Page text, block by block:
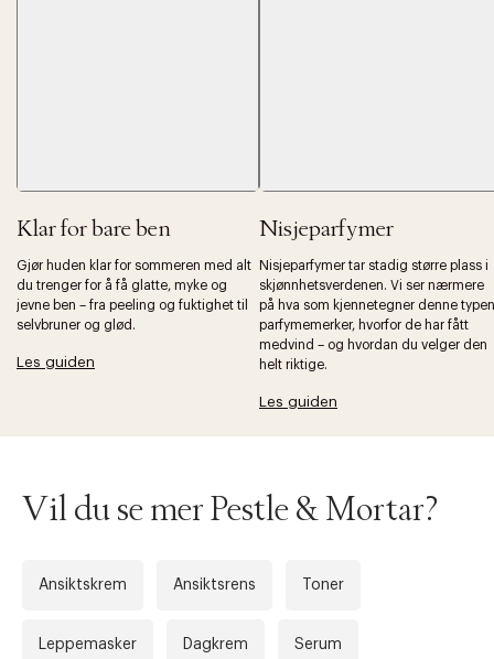
Klar for bare ben
Gjør huden klar for sommeren med alt
du trenger for å få glatte, myke og
jevne ben – fra peeling og fuktighet til
selvbruner og glød.
Les guiden
Nisjeparfymer
Nisjeparfymer tar stadig større plass i
skjønnhetsverdenen. Vi ser nærmere
på hva som kjennetegner denne typen
parfymemerker, hvorfor de har fått
medvind – og hvordan du velger den
helt riktige.
Les guiden
Forrige
Vil du se mer Pestle & Mortar?
Ansiktskrem Ansiktsrens Toner
Leppemasker Dagkrem Serum